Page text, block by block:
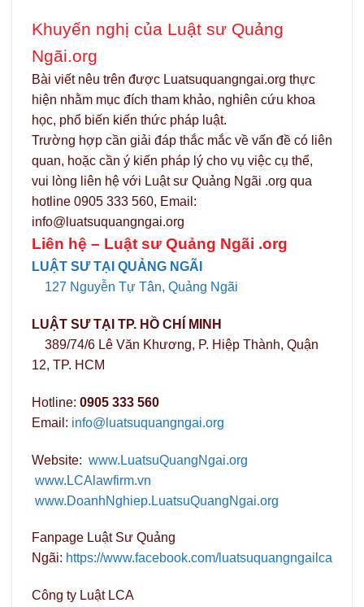
Khuyến nghị của Luật sư Quảng
Ngãi.org
Bài viết nêu trên được Luatsuquangngai.org thực
hiện nhằm mục đích tham khảo, nghiên cứu khoa
học, phổ biến kiến thức pháp luật.
Trường hợp cần giải đáp thắc mắc về vấn đề có liên
quan, hoặc cần ý kiến pháp lý cho vụ việc cụ thể,
vui lòng liên hệ với Luật sư Quảng Ngãi .org qua
hotline 0905 333 560, Email:
info@luatsuquangngai.org
Liên hệ – Luật sư Quảng Ngãi .org
LUẬT SƯ TẠI QUẢNG NGÃI
127 Nguyễn Tự Tân, Quảng Ngãi
LUẬT SƯ TẠI TP. HỒ CHÍ MINH
389/74/6 Lê Văn Khương, P. Hiệp Thành, Quận
12, TP. HCM
Hotline: 0905 333 560
Email: info@luatsuquangngai.org
Website: www.LuatsuQuangNgai.org
www.LCAlawfirm.vn
www.DoanhNghiep.LuatsuQuangNgai.org
Fanpage Luật Sư Quảng
Ngãi: https://www.facebook.com/luatsuquangngailca
Công ty Luật LCA